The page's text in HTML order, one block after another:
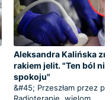
Aleksandra Kalińska
rakiem jelit. "Ten ból nie
spokoju"
&#45; Przeszłam przez